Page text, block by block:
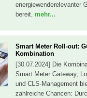
energiewenderelevanter
bereit. mehr...
Smart Meter Roll-out:
Kombination
[30.07.2024] Die
Smart Meter Gateway,
und CLS-Management
zahlreiche Chancen: